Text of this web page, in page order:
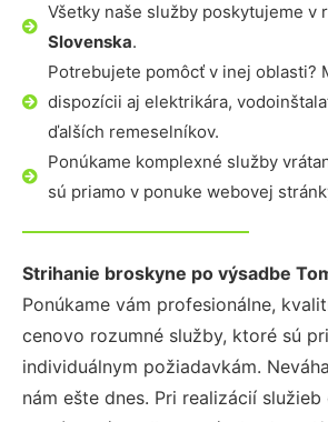
Všetky naše služby poskytujeme v
Slovenska.
Potrebujete pomôcť v inej oblasti?
dispozícii aj elektrikára,
ďalších remeselníkov.
Ponúkame komplexné služby
sú priamo v ponuke webovej
Strihanie broskyne po výsadbe
Ponúkame vám profesionálne,
cenovo rozumné služby, ktoré sú
individuálnym požiadavkám.
nám ešte dnes. Pri realizácií služieb